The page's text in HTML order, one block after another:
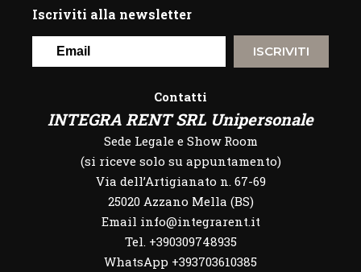
Iscriviti alla newsletter
ISCRIVITI
Contatti
INTEGRA RENT SRL Unipersonale
Sede Legale e Show Room
(si riceve solo su appuntamento)
Via dell’Artigianato n. 67-69
25020 Azzano Mella (BS)
Email info@integrarent.it
Tel. +390309748935
WhatsApp +393703610385